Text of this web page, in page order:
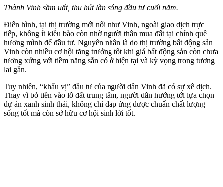
Thành Vinh sầm uất, thu hút làn sóng đầu tư cuối năm.
Điển hình, tại thị trường mới nổi như Vinh, ngoài giao dịch trực
tiếp, không ít kiều bào còn nhờ người thân mua đất tại chính quê
hương mình để đầu tư. Nguyên nhân là do thị trường bất động sản
Vinh còn nhiều cơ hội tăng trưởng tốt khi giá bất động sản còn chưa
tương xứng với tiềm năng sẵn có ở hiện tại và kỳ vọng trong tương
lai gần.
Tuy nhiên, “khẩu vị” đầu tư của người dân Vinh đã có sự xê dịch.
Thay vì bỏ tiền vào lô đất trung tâm, người dân hướng tới lựa chọn
dự án xanh sinh thái, không chỉ đáp ứng được chuẩn chất lượng
sống tốt mà còn sở hữu cơ hội sinh lời tốt.